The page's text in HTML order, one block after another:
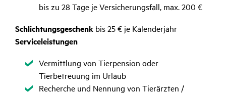
bis zu 28 Tage je Versicherungsfall, max. 200 €
Schlichtungsgeschenk bis 25 € je Kalenderjahr
Serviceleistungen
Zutreffend
Vermittlung von Tierpension oder
Tierbetreuung im Urlaub
Zutreffend
Recherche und Nennung von Tierärzten /